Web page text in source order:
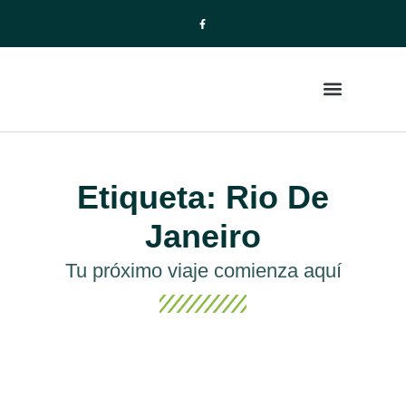
Etiqueta: Rio De
Janeiro
Tu próximo viaje comienza aquí